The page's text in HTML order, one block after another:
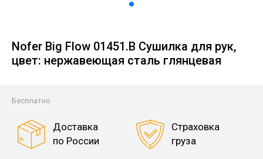
Nofer Big Flow 01451.B Сушилка для рук,
цвет: нержавеющая сталь глянцевая
Бесплатно
Доставка
по России
Страховка
груза